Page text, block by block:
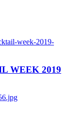
week-2019-
WEEK 2019